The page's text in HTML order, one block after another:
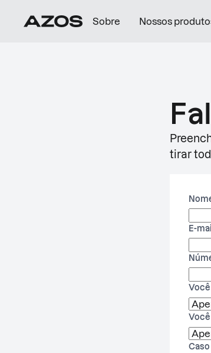
Sobre Nossos
tirar
E-mail